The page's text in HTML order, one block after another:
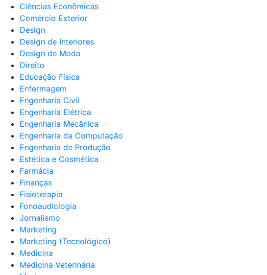
Ciências Econômicas
Comércio Exterior
Design
Design de Interiores
Design de Moda
Direito
Educação Física
Enfermagem
Engenharia Civil
Engenharia Elétrica
Engenharia Mecânica
Engenharia da Computação
Engenharia de Produção
Estética e Cosmética
Farmácia
Finanças
Fisioterapia
Fonoaudiologia
Jornalismo
Marketing
Marketing (Tecnológico)
Medicina
Medicina Veterinária